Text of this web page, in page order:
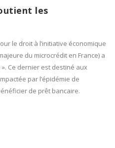
les
le droit à l’initiative économique
du microcrédit en France) a
Ce dernier est destiné aux
par l’épidémie de
de prêt bancaire.